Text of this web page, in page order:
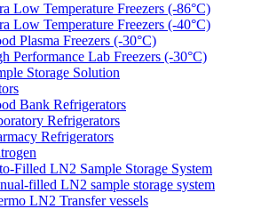
Low Temperature Freezers (-86°C)
Low Temperature Freezers (-40°C)
Plasma Freezers (-30°C)
Performance Lab Freezers (-30°C)
Storage Solution
Bank Refrigerators
Refrigerators
Refrigerators
Filled LN2 Sample Storage System
filled LN2 sample storage system
LN2 Transfer vessels